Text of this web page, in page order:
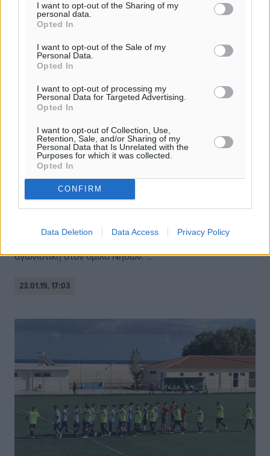
I want to opt-out of the Sharing of my
personal data.
Opted In
I want to opt-out of the Sale of my
Personal Data.
Opted In
I want to opt-out of processing my
Personal Data for Targeted Advertising.
Opted In
I want to opt-out of Collection, Use,
Retention, Sale, and/or Sharing of my
Personal Data that Is Unrelated with the
Purposes for which it was collected.
Opted In
CONFIRM
Data Deletion Data Access Privacy Policy
Β’ Κατηγορία: Σε Αγίους Αποστόλους,
Φάνες και Σάλακο τα σπουδαία
πρωταθλήματος της Β’ Κατηγορίας, που αφορούν την
αγωνιστική στον όμιλο Νήσων. ...
23.01.19, 17:03